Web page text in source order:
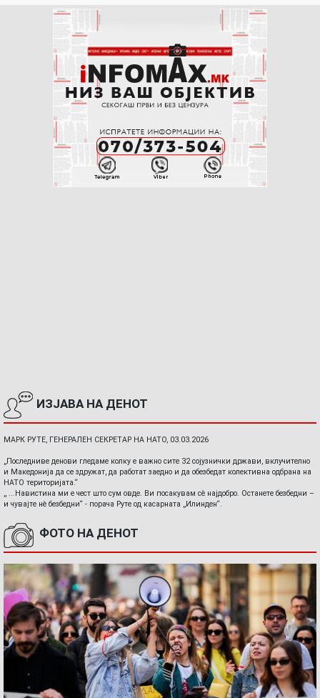
ИЗЈАВА НА ДЕНОТ
МАРК РУТЕ, ГЕНЕРАЛЕН СЕКРЕТАР НА НАТО, 03.03.2026
„Последниве денови гледаме колку е важно сите 32 сојузнички држави, вклучително
и Македонија да се здружат, да работат заедно и да обезбедат колективна одбрана на
НАТО територијата.“
„ ...Навистина ми е чест што сум овде. Ви посакувам сè најдобро. Останете безбедни –
и чувајте нè безбедни“ - порача Руте од касарната „Илинден“.
ФОТО НА ДЕНОТ